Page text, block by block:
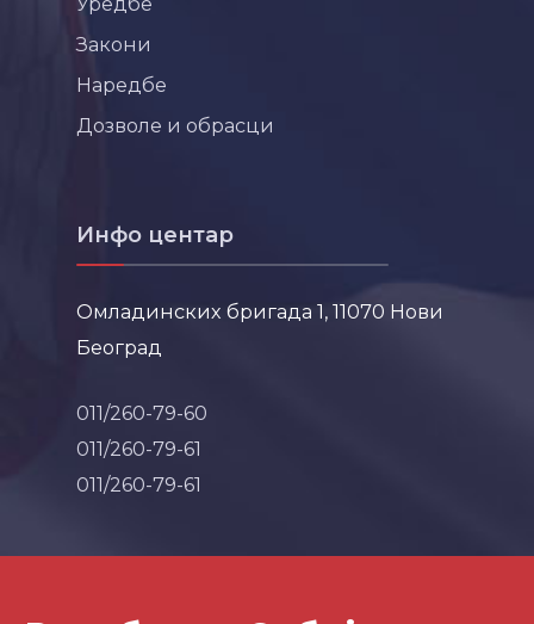
Закони
Наредбе
Дозволе и обрасци
Инфо центар
Омладинских бригада 1, 11070 Нови
Београд
011/260-79-60
011/260-79-61
011/260-79-61